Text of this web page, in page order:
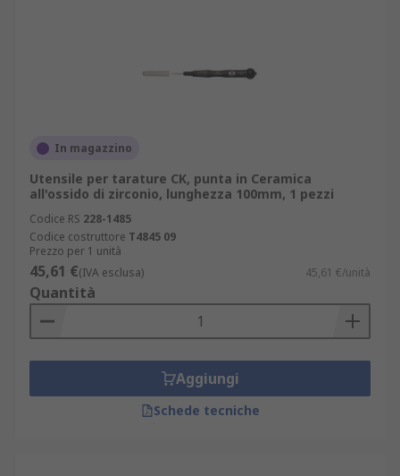
In magazzino
Utensile per tarature CK, punta in Ceramica
all'ossido di zirconio, lunghezza 100mm, 1 pezzi
Codice RS 228-1485
Codice costruttore T4845 09
Prezzo per 1 unità
45,61 €(IVA esclusa) 45,61 €/unità
Quantità
Aggiungi
Schede tecniche